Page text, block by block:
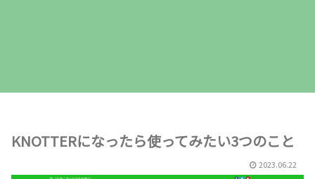
KNOTTERになったら使ってみたい3つのこと
2023.06.22